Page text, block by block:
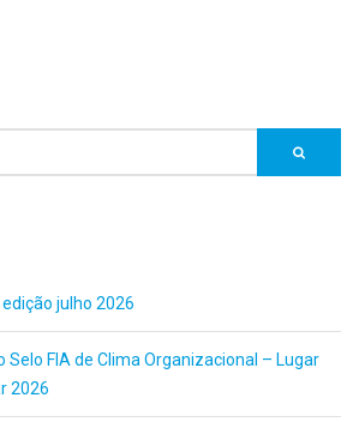
julho 2026
Selo FIA de Clima Organizacional – Lugar
2026